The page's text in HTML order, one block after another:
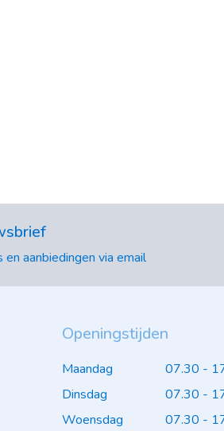
aanbiedingen via email
Openingstijden
Maandag
07.30 -
Dinsdag
07.30 -
Woensdag
07.30 -